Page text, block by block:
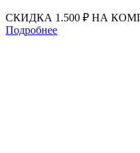
СКИДКА 1.500 ₽ НА
Подробнее